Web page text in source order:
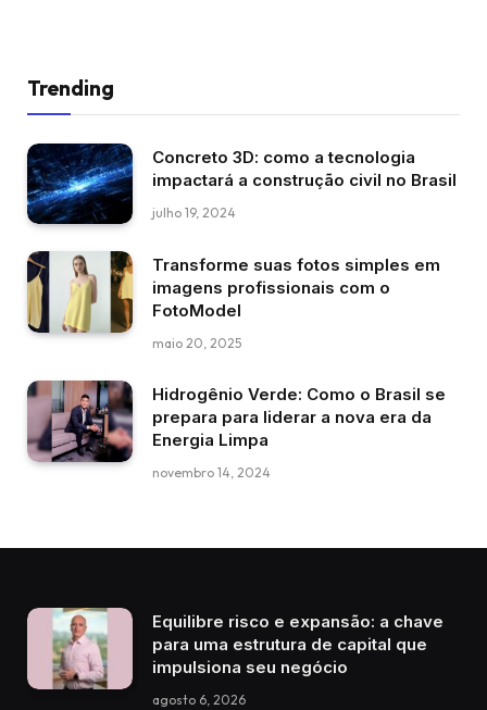
Trending
Concreto 3D: como a tecnologia
impactará a construção civil no Brasil
julho 19, 2024
Transforme suas fotos simples em
imagens profissionais com o
FotoModel
maio 20, 2025
Hidrogênio Verde: Como o Brasil se
prepara para liderar a nova era da
Energia Limpa
novembro 14, 2024
Equilibre risco e expansão: a chave
para uma estrutura de capital que
impulsiona seu negócio
agosto 6, 2026